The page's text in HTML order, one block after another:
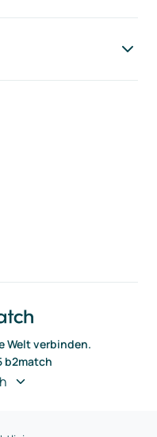
Welt verbinden.
b2match